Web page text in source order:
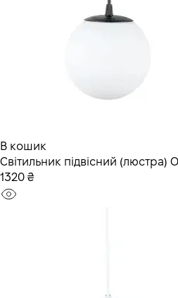
В кошик
Світильник підвісний (люстра)
1320 ₴